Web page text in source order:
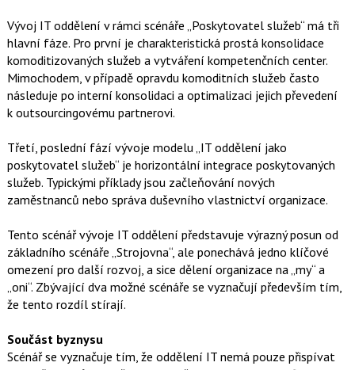
Vývoj IT oddělení v rámci scénáře „Poskytovatel služeb“ má tři
hlavní fáze. Pro první je charakteristická prostá konsolidace
komoditizovaných služeb a vytváření kompetenčních center.
Mimochodem, v případě opravdu komoditních služeb často
následuje po interní konsolidaci a optimalizaci jejich převedení
k outsourcingovému partnerovi.
Třetí, poslední fází vývoje modelu „IT oddělení jako
poskytovatel služeb“ je horizontální integrace poskytovaných
služeb. Typickými příklady jsou začleňování nových
zaměstnanců nebo správa duševního vlastnictví organizace.
Tento scénář vývoje IT oddělení představuje výrazný posun od
základního scénáře „Strojovna“, ale ponechává jedno klíčové
omezení pro další rozvoj, a sice dělení organizace na „my“ a
„oni“. Zbývající dva možné scénáře se vyznačují především tím,
že tento rozdíl stírají.
Součást byznysu
Scénář se vyznačuje tím, že oddělení IT nemá pouze přispívat